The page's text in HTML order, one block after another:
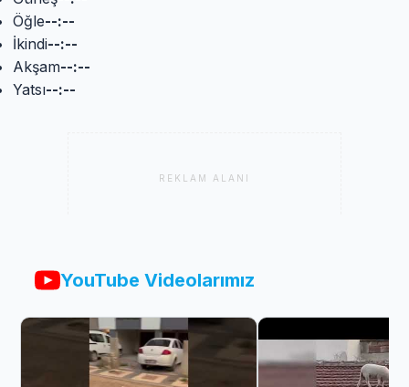
Öğle--:--
İkindi--:--
Akşam--:--
Yatsı--:--
REKLAM ALANI
YouTube Videolarımız